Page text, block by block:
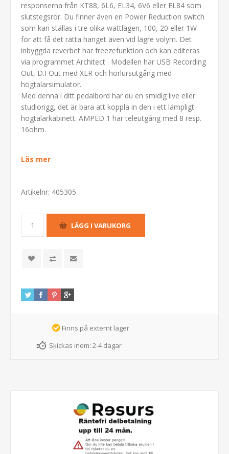
responserna från KT88, 6L6, EL34, 6V6 eller EL84 som
slutstegsrör. Du finner även en Power Reduction switch
som kan ställas i tre olika wattlägen, 100, 20 eller 1W
för att få det rätta hänget även vid lägre volym. Det
inbyggda reverbet har freezefunktion och kan editeras
via programmet Architect . Modellen har USB Recording
Out, D.I Out med XLR och hörlursutgång med
högtalarsimulator.
Med denna i ditt pedalbord har du en smidig live eller
studiorigg, det är bara att koppla in den i ett lämpligt
högtalarkabinett. AMPED 1 har teleutgång med 8 resp.
16ohm.
Läs mer
Artikelnr: 405305
Finns på externt lager
Skickas inom: 2-4 dagar